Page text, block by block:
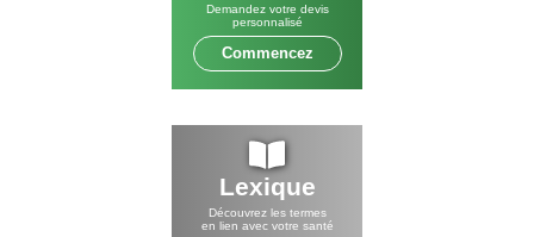
Demandez votre devis
personnalisé
Commencez
Lexique
Découvrez les termes
en lien avec votre santé